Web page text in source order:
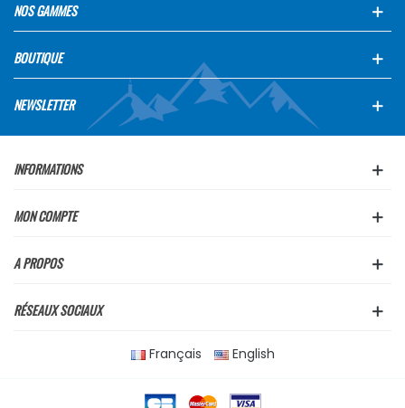
NOS GAMMES
BOUTIQUE
NEWSLETTER
INFORMATIONS
MON COMPTE
A PROPOS
RÉSEAUX SOCIAUX
Français English